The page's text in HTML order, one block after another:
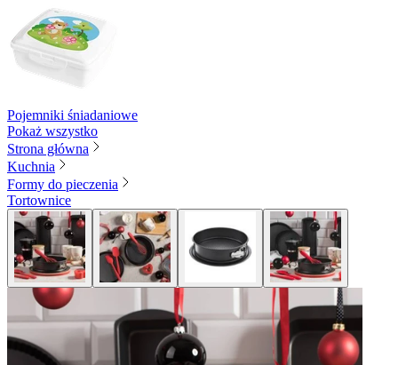
Pojemniki śniadaniowe
Pokaż wszystko
Strona główna
Kuchnia
Formy do pieczenia
Tortownice